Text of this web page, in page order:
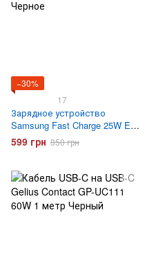
−30%
17
Зарядное устройство
Samsung Fast Charge 25W EP-
TA800 с кабелем Type-C
Черное
599 грн 850 грн